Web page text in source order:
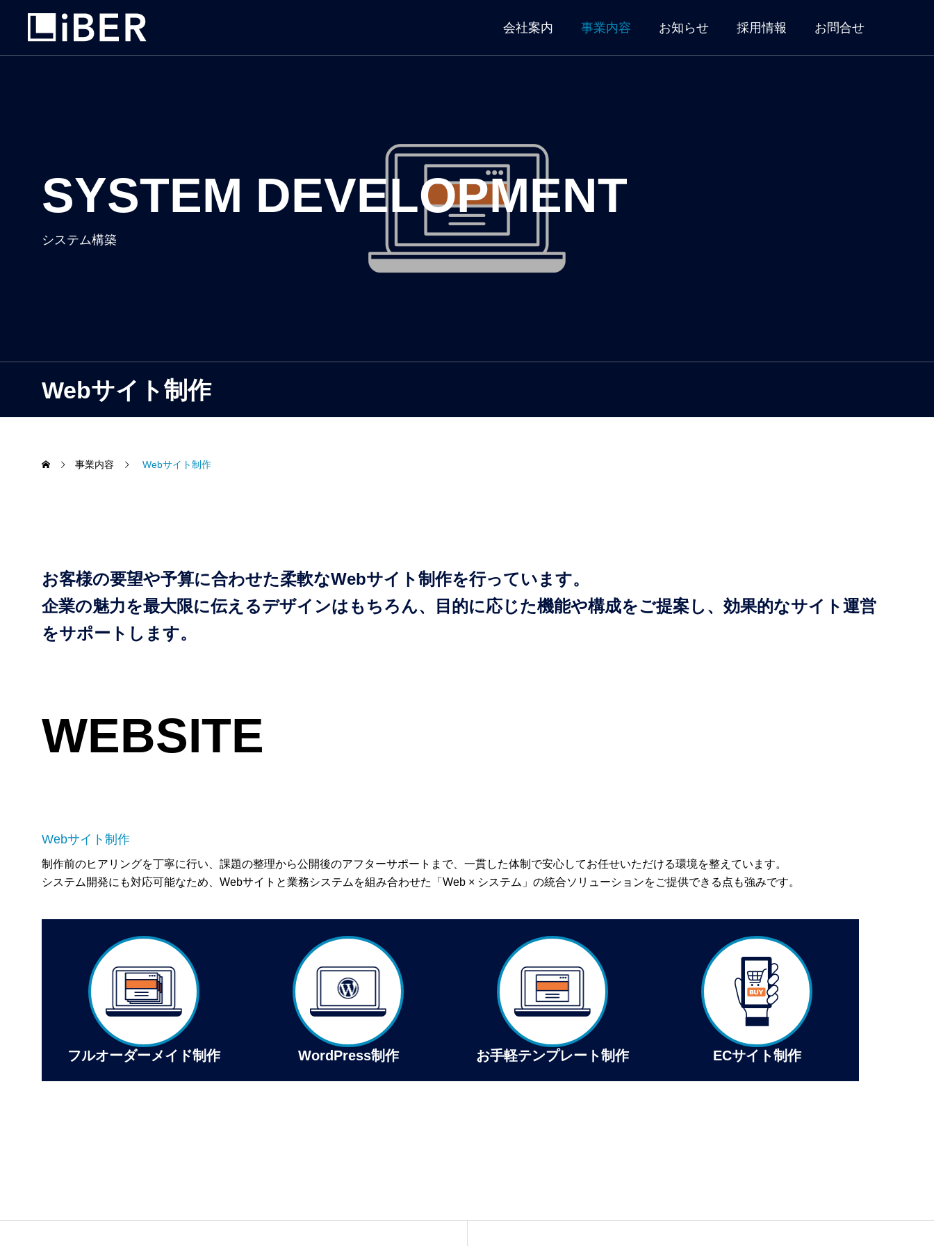
会社案内 事業内容 お知らせ 採用情報 お問合せ
SERVICE
事業内容
SYSTEM
Webサイト制作
IT SUPPORT
ITサポート
Webサイト制作
SYSTEM DEVELOPMENT
システム構築
事業内容 Webサイト制作
お客様の要望や予算に合わせた柔軟なWebサイト制作を行っています。
企業の魅力を最大限に伝えるデザインはもちろん、目的に応じた機能や構成をご提案し、効果的なサイト運営
をサポートします。
WEBSITE
Webサイト制作
制作前のヒアリングを丁寧に行い、課題の整理から公開後のアフターサポートまで、一貫した体制で安心してお任せいただける環境を整えています。
システム開発にも対応可能なため、Webサイトと業務システムを組み合わせた「Web × システム」の統合ソリューションをご提供できる点も強みです。
フルオーダーメイド制作 WordPress制作 お手軽テンプレート制作 ECサイト制作